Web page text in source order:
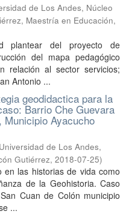
de Los Andes, Núcleo
Maestría en Educación,
plantear del proyecto de
del mapa pedagógico
relación al sector servicios;
Antonio ...
geodidactica para la
Barrio Che Guevara
Municipio Ayacucho
Universidad de Los Andes,
Gutiérrez, 2018-07-25)
en las historias de vida como
de la Geohistoria. Caso
Cuan de Colón municipio
...